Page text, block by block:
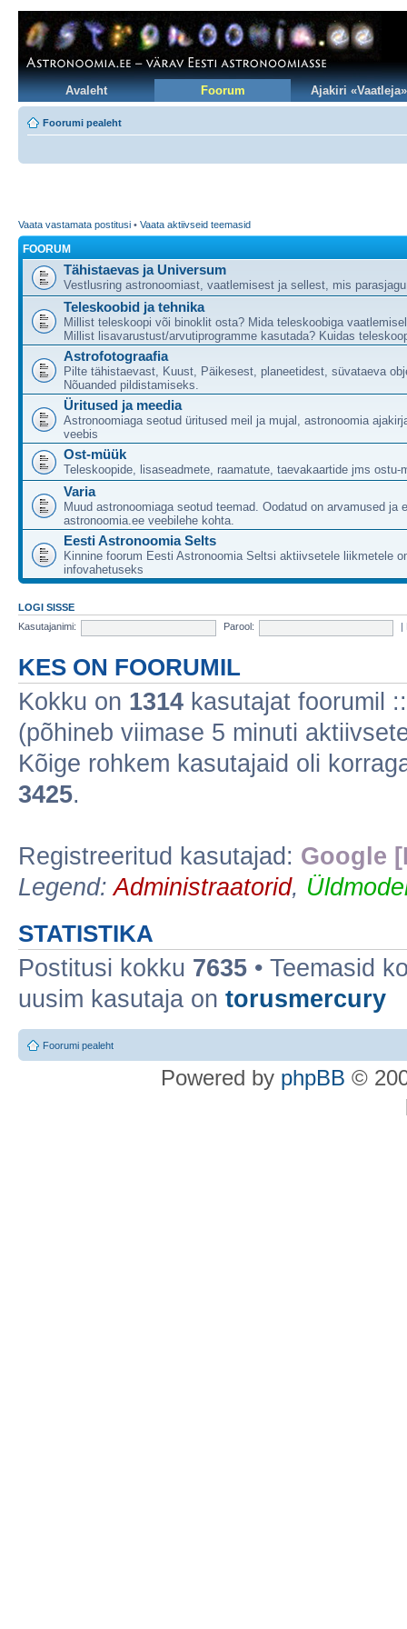
Avaleht Foorum Ajakiri «Vaatleja»
Foorumi pealeht
Vaata vastamata postitusi • Vaata aktiivseid teemasid
FOORUM
Tähistaevas ja Universum
Vestlusring astronoomiast, vaatlemisest ja sellest, mis
Teleskoobid ja tehnika
Millist teleskoopi või binoklit osta? Mida teleskoobiga
Millist lisavarustust/arvutiprogramme kasutada? Kuidas
Astrofotograafia
Pilte tähistaevast, Kuust, Päikesest, planeetidest, süvataeva
Nõuanded pildistamiseks.
Üritused ja meedia
Astronoomiaga seotud üritused meil ja mujal, astronoomia
veebis
Ost-müük
Teleskoopide, lisaseadmete, raamatute, taevakaartide jms ostu-
Varia
Muud astronoomiaga seotud teemad. Oodatud on arvamused ja
astronoomia.ee veebilehe kohta.
Eesti Astronoomia Selts
Kinnine foorum Eesti Astronoomia Seltsi aktiivsetele liikmetele
infovahetuseks
LOGI SISSE
Kasutajanimi:
Parool:
KES ON FOORUMIL
Kokku on 1314 kasutajat foorumil
(põhineb viimase 5 minuti
Kõige rohkem kasutajaid oli
3425.
Registreeritud kasutajad: Google
Legend:Administraatorid,
STATISTIKA
Postitusi kokku 7635 • Teemasid
uusim kasutaja on torusmercury
Foorumi pealeht
Powered by phpBB ©